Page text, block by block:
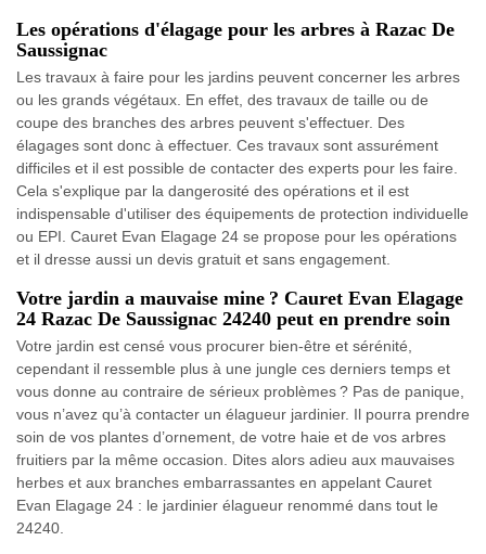
Les opérations d'élagage pour les arbres à Razac De
Saussignac
Les travaux à faire pour les jardins peuvent concerner les arbres
ou les grands végétaux. En effet, des travaux de taille ou de
coupe des branches des arbres peuvent s'effectuer. Des
élagages sont donc à effectuer. Ces travaux sont assurément
difficiles et il est possible de contacter des experts pour les faire.
Cela s'explique par la dangerosité des opérations et il est
indispensable d'utiliser des équipements de protection individuelle
ou EPI. Cauret Evan Elagage 24 se propose pour les opérations
et il dresse aussi un devis gratuit et sans engagement.
Votre jardin a mauvaise mine ? Cauret Evan Elagage
24 Razac De Saussignac 24240 peut en prendre soin
Votre jardin est censé vous procurer bien-être et sérénité,
cependant il ressemble plus à une jungle ces derniers temps et
vous donne au contraire de sérieux problèmes ? Pas de panique,
vous n’avez qu’à contacter un élagueur jardinier. Il pourra prendre
soin de vos plantes d’ornement, de votre haie et de vos arbres
fruitiers par la même occasion. Dites alors adieu aux mauvaises
herbes et aux branches embarrassantes en appelant Cauret
Evan Elagage 24 : le jardinier élagueur renommé dans tout le
24240.